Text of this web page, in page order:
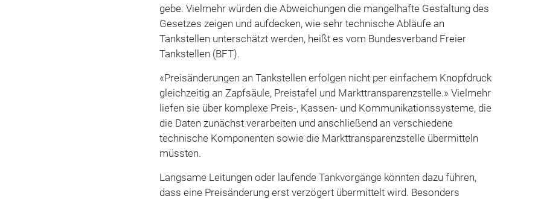
gebe. Vielmehr würden die Abweichungen die mangelhafte Gestaltung des
Gesetzes zeigen und aufdecken, wie sehr technische Abläufe an
Tankstellen unterschätzt werden, heißt es vom Bundesverband Freier
Tankstellen (BFT).
«Preisänderungen an Tankstellen erfolgen nicht per einfachem Knopfdruck
gleichzeitig an Zapfsäule, Preistafel und Markttransparenzstelle.» Vielmehr
liefen sie über komplexe Preis-, Kassen- und Kommunikationssysteme, die
die Daten zunächst verarbeiten und anschließend an verschiedene
technische Komponenten sowie die Markttransparenzstelle übermitteln
müssten.
Langsame Leitungen oder laufende Tankvorgänge könnten dazu führen,
dass eine Preisänderung erst verzögert übermittelt wird. Besonders